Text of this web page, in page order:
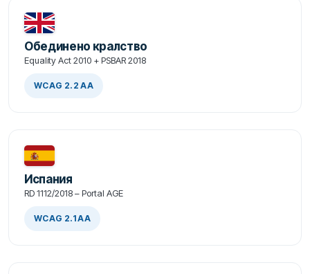
Обединено кралство
Equality Act 2010 + PSBAR 2018
WCAG 2.2 AA
Испания
RD 1112/2018 – Portal AGE
WCAG 2.1 AA